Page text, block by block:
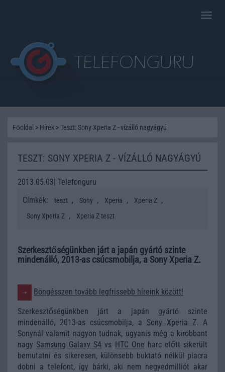
Toggle
Főoldal > Hírek >Teszt: Sony Xperia Z - vízálló nagyágyú
TESZT: SONY XPERIA Z - VÍZÁLLÓ NAGYÁGYÚ
2013.05.03| Telefonguru
Címkék:
teszt , Sony , Xperia , Xperia Z ,
Sony Xperia Z , Xperia Z teszt
Szerkesztőségünkben járt a japán gyártó szinte
mindenálló, 2013-as csúcsmobilja, a Sony Xperia Z.
Böngésszen tovább legfrissebb híreink között!
Szerkesztőségünkben járt a japán gyártó szinte
mindenálló, 2013-as csúcsmobilja, a Sony Xperia Z. A
Sonynál valamit nagyon tudnak, ugyanis még a kirobbant
nagy Samsung Galaxy S4 vs HTC One harc előtt sikerült
bemutatni és sikeresen, különsebb buktató nélkül piacra
dobni a telefont, így bárki, aki nem negyedmilliót akar